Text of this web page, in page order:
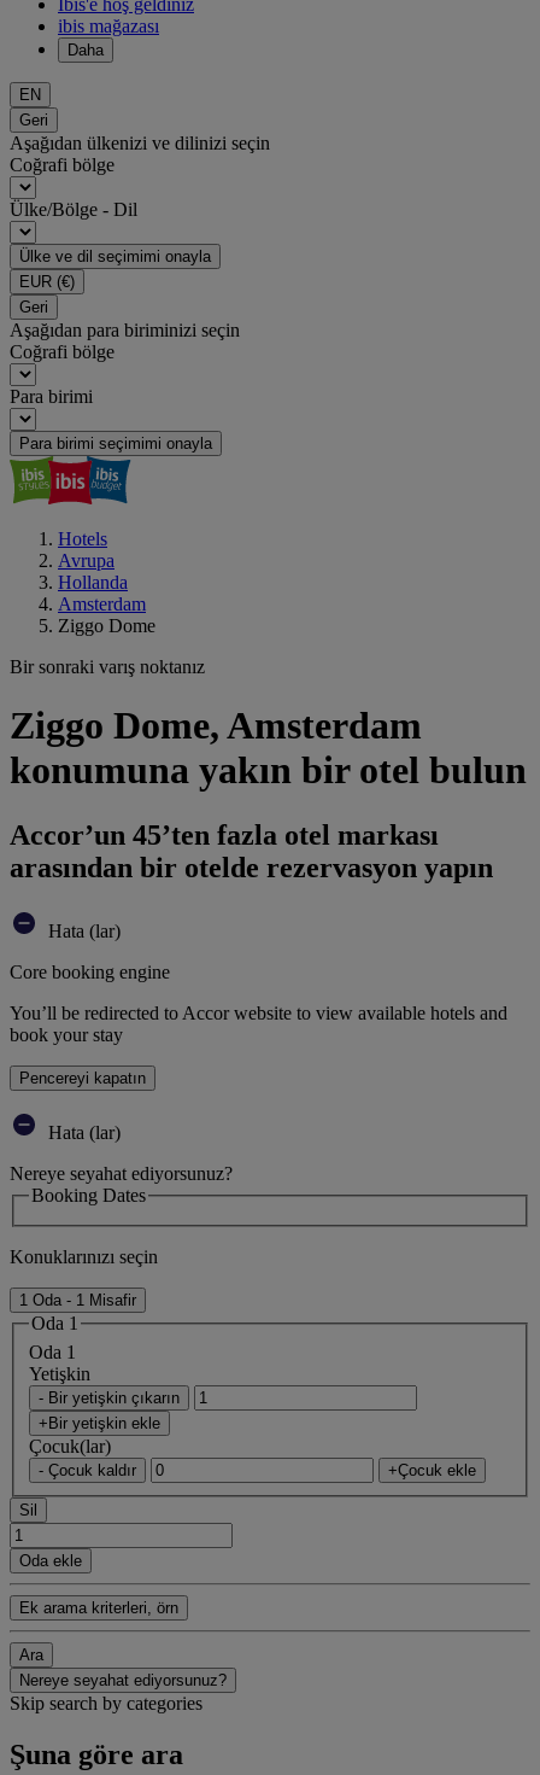
Ibis'e hoş geldiniz
ibis mağazası
Daha
EN
Geri
Aşağıdan ülkenizi ve dilinizi seçin
Coğrafi bölge
Ülke/Bölge - Dil
Ülke ve dil seçimimi onayla
EUR (€)
Geri
Aşağıdan para biriminizi seçin
Coğrafi bölge
Para birimi
Para birimi seçimimi onayla
Hotels
Avrupa
Hollanda
Amsterdam
Ziggo Dome
Bir sonraki varış noktanız
Ziggo Dome, Amsterdam
konumuna yakın bir otel bulun
Accor’un 45’ten fazla otel markası
arasından bir otelde rezervasyon yapın
Hata (lar)
Core booking engine
You’ll be redirected to Accor website to view available hotels and
book your stay
Pencereyi kapatın
Hata (lar)
Nereye seyahat ediyorsunuz?
Booking Dates
Konuklarınızı seçin
1 Oda - 1 Misafir
Oda 1
Oda 1
Yetişkin
- Bir yetişkin çıkarın
+Bir yetişkin ekle
Çocuk(lar)
- Çocuk kaldır +Çocuk ekle
Sil
Oda ekle
Ek arama kriterleri, örn
Ara
Nereye seyahat ediyorsunuz?
Skip search by categories
Şuna göre ara